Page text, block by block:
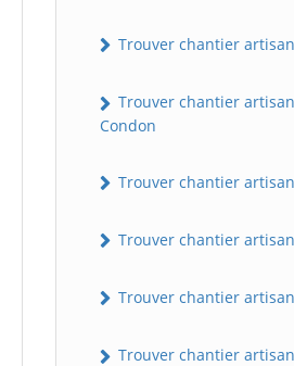
Trouver chantier
Trouver chantier
Condon
Trouver chantier
Trouver chantier
Trouver chantier
Trouver chantier